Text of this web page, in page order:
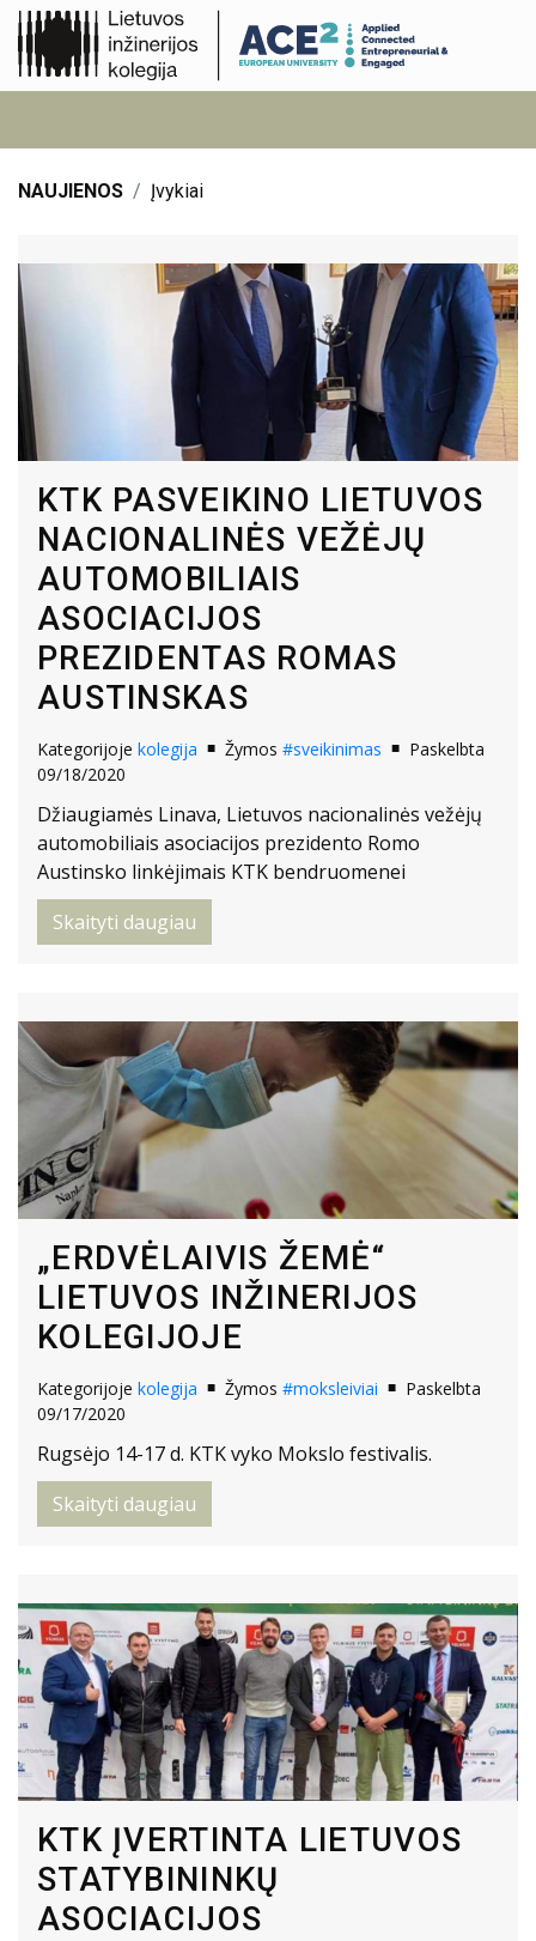
NAUJIENOS Įvykiai
KTK PASVEIKINO LIETUVOS
NACIONALINĖS VEŽĖJŲ
AUTOMOBILIAIS
ASOCIACIJOS
PREZIDENTAS ROMAS
AUSTINSKAS
Kategorijoje kolegija Žymos #sveikinimas
Paskelbta
09/18/2020
Džiaugiamės Linava, Lietuvos nacionalinės vežėjų
automobiliais asociacijos prezidento Romo
Austinsko linkėjimais KTK bendruomenei
Skaityti daugiau
„ERDVĖLAIVIS ŽEMĖ“
LIETUVOS INŽINERIJOS
KOLEGIJOJE
Kategorijoje kolegija Žymos #moksleiviai
Paskelbta
09/17/2020
Rugsėjo 14-17 d. KTK vyko Mokslo festivalis.
Skaityti daugiau
KTK ĮVERTINTA LIETUVOS
STATYBININKŲ
ASOCIACIJOS